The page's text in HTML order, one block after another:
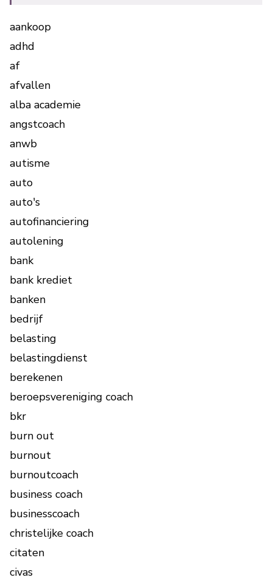
aankoop
adhd
af
afvallen
alba academie
angstcoach
anwb
autisme
auto
auto's
autofinanciering
autolening
bank
bank krediet
banken
bedrijf
belasting
belastingdienst
berekenen
beroepsvereniging coach
bkr
burn out
burnout
burnoutcoach
business coach
businesscoach
christelijke coach
citaten
civas